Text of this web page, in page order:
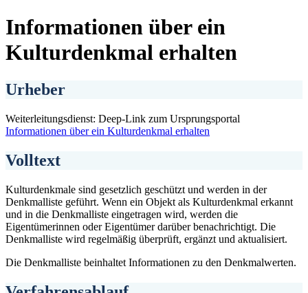
Informationen über ein
Kulturdenkmal erhalten
Urheber
Weiterleitungsdienst: Deep-Link zum Ursprungsportal
Informationen über ein Kulturdenkmal erhalten
Volltext
Kulturdenkmale sind gesetzlich geschützt und werden in der
Denkmalliste geführt. Wenn ein Objekt als Kulturdenkmal erkannt
und in die Denkmalliste eingetragen wird, werden die
Eigentümerinnen oder Eigentümer darüber benachrichtigt. Die
Denkmalliste wird regelmäßig überprüft, ergänzt und aktualisiert.
Die Denkmalliste beinhaltet Informationen zu den Denkmalwerten.